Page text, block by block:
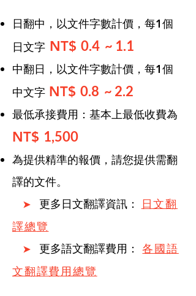
日翻中，以文件字數計價， 每1個
日文字 NT$ 0.4 ~ 1.1
中翻日，以文件字數計價，每1個
中文字 NT$ 0.8 ~ 2.2
​最低承接費用：基本上最低收費為
NT$ 1,500
為提供精準的報價，請您提供需翻
譯的文件。
➤ 更多日文翻譯資訊：
日文翻
譯總覽
➤ 更多語文翻譯費用：
各國語
文翻譯費用總覽